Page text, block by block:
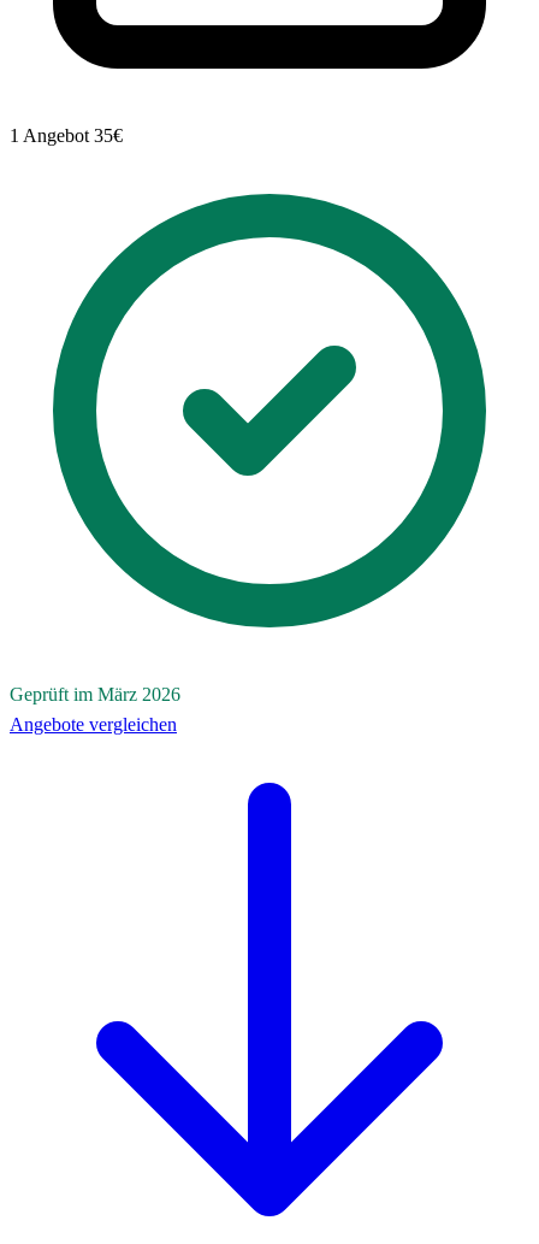
1 Angebot 35€
Geprüft im März 2026
Angebote vergleichen